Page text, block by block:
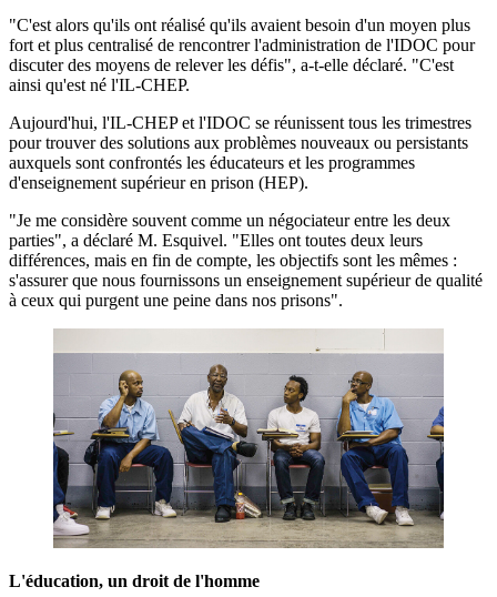
"C'est alors qu'ils ont réalisé qu'ils avaient besoin d'un moyen plus
fort et plus centralisé de rencontrer l'administration de l'IDOC pour
discuter des moyens de relever les défis", a-t-elle déclaré. "C'est
ainsi qu'est né l'IL-CHEP.
Aujourd'hui, l'IL-CHEP et l'IDOC se réunissent tous les trimestres
pour trouver des solutions aux problèmes nouveaux ou persistants
auxquels sont confrontés les éducateurs et les programmes
d'enseignement supérieur en prison (HEP).
"Je me considère souvent comme un négociateur entre les deux
parties", a déclaré M. Esquivel. "Elles ont toutes deux leurs
différences, mais en fin de compte, les objectifs sont les mêmes :
s'assurer que nous fournissons un enseignement supérieur de qualité
à ceux qui purgent une peine dans nos prisons".
L'éducation, un droit de l'homme